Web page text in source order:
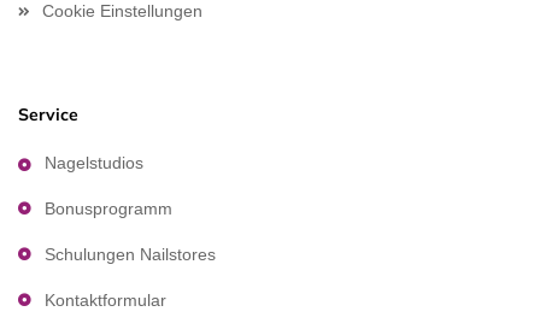
Cookie Einstellungen
Service
Nagelstudios
Bonusprogramm
Schulungen Nailstores
Kontaktformular